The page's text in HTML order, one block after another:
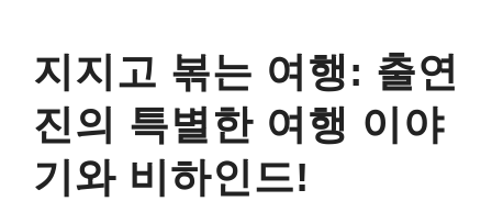
지지고 볶는 여행: 출연
진의 특별한 여행 이야
기와 비하인드!